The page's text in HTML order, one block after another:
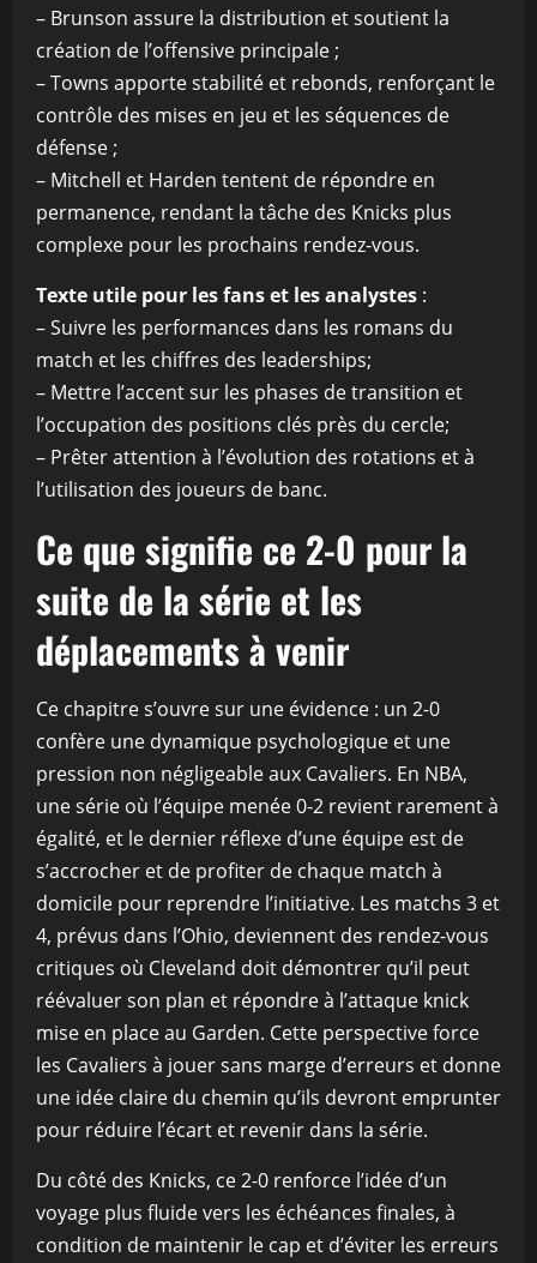
– Brunson assure la distribution et soutient la
création de l’offensive principale ;
– Towns apporte stabilité et rebonds, renforçant le
contrôle des mises en jeu et les séquences de
défense ;
– Mitchell et Harden tentent de répondre en
permanence, rendant la tâche des Knicks plus
complexe pour les prochains rendez-vous.
Texte utile pour les fans et les analystes :
– Suivre les performances dans les romans du
match et les chiffres des leaderships;
– Mettre l’accent sur les phases de transition et
l’occupation des positions clés près du cercle;
– Prêter attention à l’évolution des rotations et à
l’utilisation des joueurs de banc.
Ce que signifie ce 2-0 pour la
suite de la série et les
déplacements à venir
Ce chapitre s’ouvre sur une évidence : un 2-0
confère une dynamique psychologique et une
pression non négligeable aux Cavaliers. En NBA,
une série où l’équipe menée 0-2 revient rarement à
égalité, et le dernier réflexe d’une équipe est de
s’accrocher et de profiter de chaque match à
domicile pour reprendre l’initiative. Les matchs 3 et
4, prévus dans l’Ohio, deviennent des rendez-vous
critiques où Cleveland doit démontrer qu’il peut
réévaluer son plan et répondre à l’attaque knick
mise en place au Garden. Cette perspective force
les Cavaliers à jouer sans marge d’erreurs et donne
une idée claire du chemin qu’ils devront emprunter
pour réduire l’écart et revenir dans la série.
Du côté des Knicks, ce 2-0 renforce l’idée d’un
voyage plus fluide vers les échéances finales, à
condition de maintenir le cap et d’éviter les erreurs